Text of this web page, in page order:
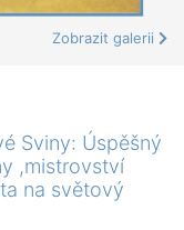
Zobrazit galerii
Sviny: Úspěšný
,mistrovství
na světový